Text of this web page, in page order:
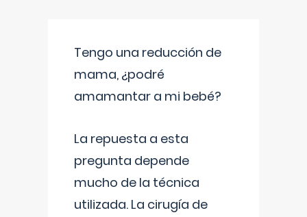
Tengo una reducción de
mama, ¿podré
amamantar a mi bebé?
La repuesta a esta
pregunta depende
mucho de la técnica
utilizada. La cirugía de